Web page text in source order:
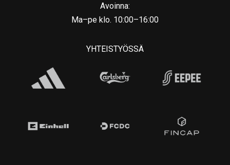
Avoinna:
Ma–pe klo. 10:00–16:00
YHTEISTYÖSSÄ